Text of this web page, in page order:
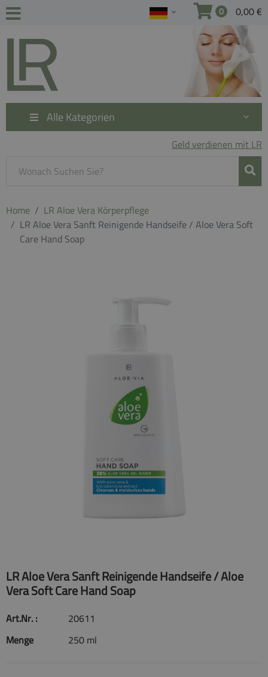
0 0,00 €
Alle Kategorien
Geld verdienen mit LR
Home
LR Aloe Vera Körperpflege
LR Aloe Vera Sanft Reinigende Handseife / Aloe Vera Soft
Care Hand Soap
LR Aloe Vera Sanft Reinigende Handseife / Aloe
Vera Soft Care Hand Soap
Art.Nr. :
20611
Menge
250 ml